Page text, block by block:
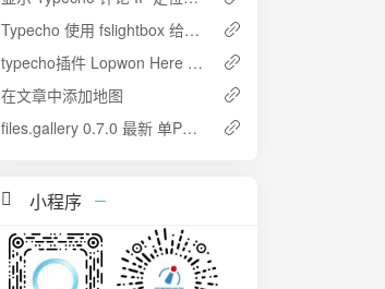
Typecho 使用 fslightbox 给图片添加暗箱效果
typecho插件 Lopwon Here 文章内地图，可显示自定义坐标的地图
在文章中添加地图
files.gallery 0.7.0 最新 单PHP应用，创建简易的网络画廊
小程序